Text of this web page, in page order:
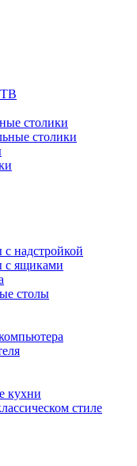
столики
столики
надстройкой
с ящиками
столы
кухни
стиле